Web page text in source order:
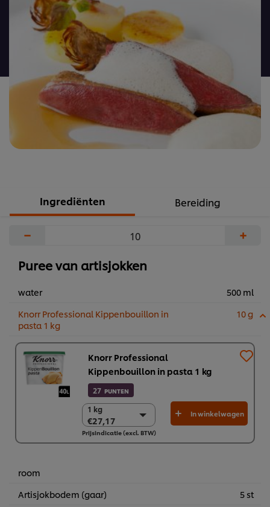
ingediend
voor
deze
recipe
Ingrediënten Bereiding
− +
Puree van artisjokken
water
500 ml
Knorr Professional Kippenbouillon in
pasta 1 kg
10 g
Knorr Professional
Kippenbouillon in pasta 1 kg
27 PUNTEN
1 kg
€27,17
1 kg
€27,17
2 (x 1 kg)
In winkelwagen
Prijsindicatie (excl. BTW)
room
Artisjokbodem (gaar)
5 st